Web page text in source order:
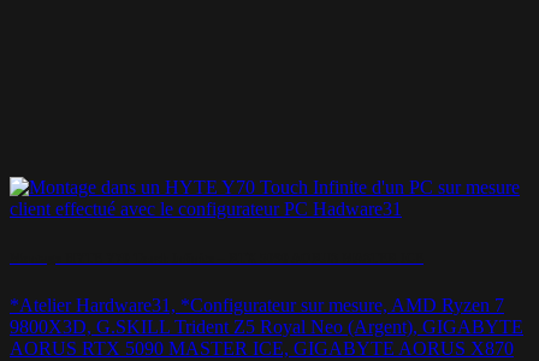
*Atelier Hardware31, *Configurateur sur mesure, AMD Ryzen 7
9800X3D, G.SKILL Trident Z5 Royal Neo (Argent), GIGABYTE
AORUS RTX 5090 MASTER ICE, GIGABYTE AORUS X870